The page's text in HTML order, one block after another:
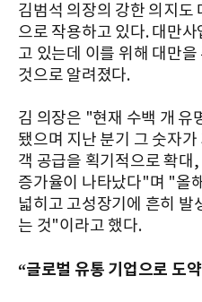
김범석 의장의 강한 의지도
으로 작용하고 있다. 대만
고 있는데 이를 위해 대만
것으로 알려졌다.
김 의장은 "현재 수백 개 유
됐으며 지난 분기 그 숫자
객 공급을 획기적으로 확대
증가율이 나타났다"며 "올
넓히고 고성장기에 흔히 발
는 것"이라고 했다.
“글로벌 유통 기업으로 도